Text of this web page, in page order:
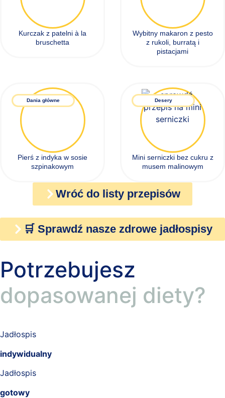
Kurczak z patelni à la
bruschetta
Wybitny makaron z pesto
z rukoli, burratą i
pistacjami
Dania główne
Pierś z indyka w sosie
szpinakowym
Desery
Mini serniczki bez cukru z
musem malinowym
Wróć do listy przepisów
🛒 Sprawdź nasze zdrowe jadłospisy
Potrzebujesz
dopasowanej diety?
Jadłospis
indywidualny
Jadłospis
gotowy